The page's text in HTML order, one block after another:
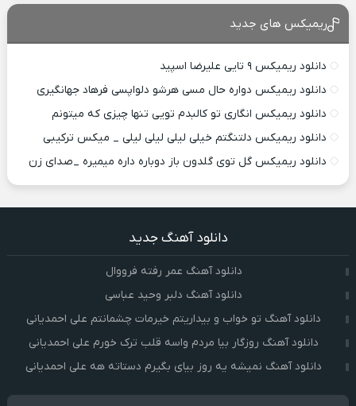
ریمیکس های جدید
دانلود ریمیکس ۹ تایی علیرضا اسپید
دانلود ریمیکس دواره حال مسی هرشو دلواپسی فرهاد جهانگیری
دانلود ریمیکس انگاری تو کالبدم تویی تنها چیزی که میتونم
دانلود ریمیکس دلتنگتم خیلی لیلی لیلی لیلی _ میکس ترکیبی
دانلود ریمیکس گل توی گلدون باز دوباره داره میمیره _صدای زن
دانلود آهنگ جدید
دانلود آهنگ عمر رفته فرووال
دانلود آهنگ دلبر وحید عباسی
دانلود آهنگ تو خواب و بیداریتم خیرمات چشمانتم علی احمدیانی
دانلود آهنگ روزگار بیا مردم واسه قلب ترک خورم علی احمدیانی
دانلود آهنگ نمیشه یه روز بیای بگیرم دستاته هه علی احمدیانی